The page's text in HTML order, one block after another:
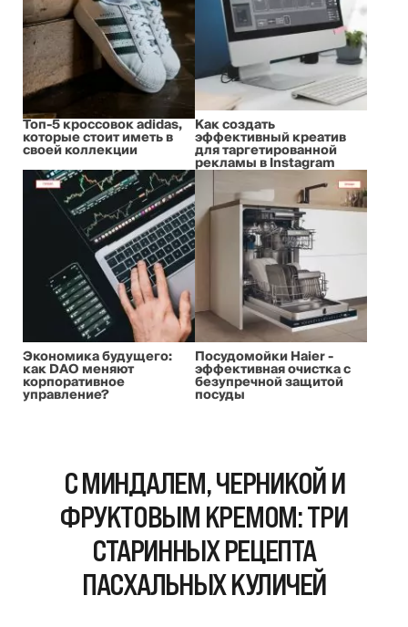
Топ-5 кроссовок adidas,
которые стоит иметь в
своей коллекции
Как создать
эффективный креатив
для таргетированной
рекламы в Instagram
Экономика будущего:
как DAO меняют
корпоративное
управление?
Посудомойки Haier -
эффективная очистка с
безупречной защитой
посуды
С МИНДАЛЕМ, ЧЕРНИКОЙ И
ФРУКТОВЫМ КРЕМОМ: ТРИ
СТАРИННЫХ РЕЦЕПТА
ПАСХАЛЬНЫХ КУЛИЧЕЙ